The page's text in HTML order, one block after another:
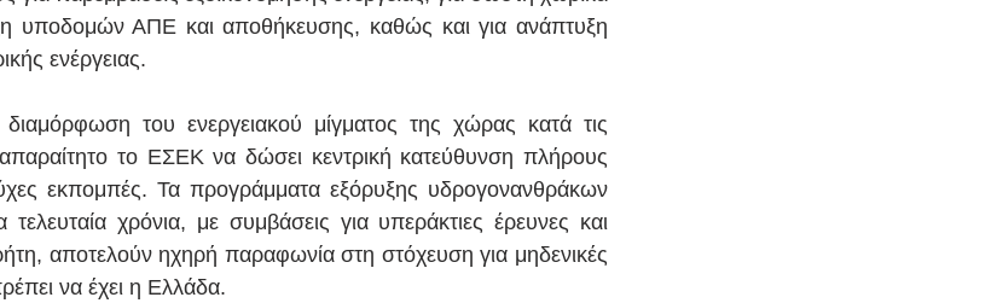
υποδομών ΑΠΕ και αποθήκευσης, καθώς και για ανάπτυξη
ενέργειας.
του ενεργειακού μίγματος της χώρας κατά τις
απαραίτητο το ΕΣΕΚ να δώσει κεντρική κατεύθυνση πλήρους
εκπομπές. Τα προγράμματα εξόρυξης υδρογονανθράκων
τελευταία χρόνια, με συμβάσεις για υπεράκτιες έρευνες και
αποτελούν ηχηρή παραφωνία στη στόχευση για μηδενικές
να έχει η Ελλάδα.